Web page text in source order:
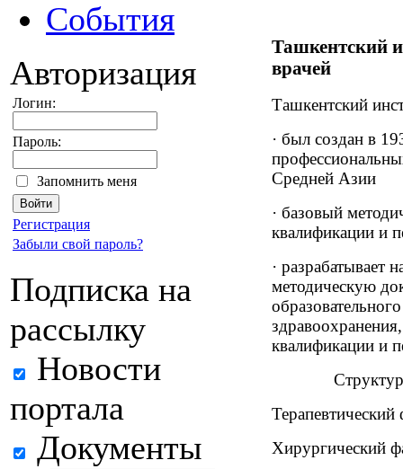
События
Авторизация
Логин:
Пароль:
Запомнить меня
Регистрация
Забыли свой пароль?
Подписка на
рассылку
Новости
портала
Документы
Ташкентский
врачей
Ташкентский
· был создан в
Средней Азии
· базовый
квалификации и
· разрабатывает
методическую
квалификации и
Терапевтический
Хирургический